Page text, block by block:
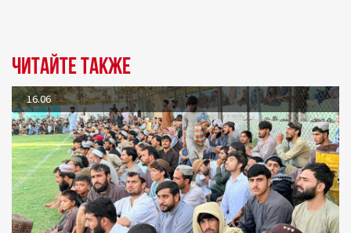
Читайте также
16.06